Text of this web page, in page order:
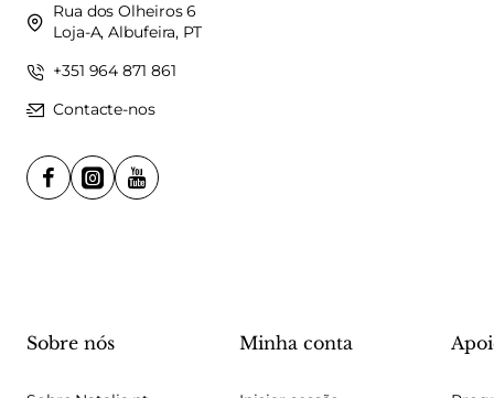
Rua dos Olheiros 6
Loja-A, Albufeira, PT
+351 964 871 861
Contacte-nos
Sobre nós Minha conta